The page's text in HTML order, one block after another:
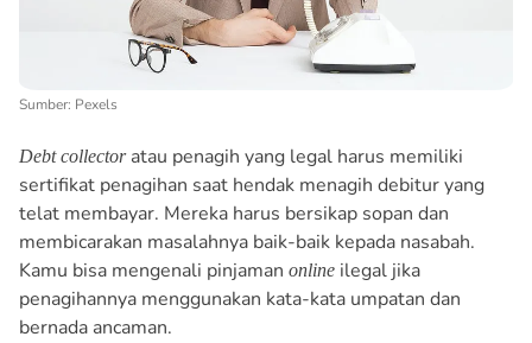
Sumber: Pexels
Debt collector atau penagih yang legal harus memiliki
sertifikat penagihan saat hendak menagih debitur yang
telat membayar. Mereka harus bersikap sopan dan
membicarakan masalahnya baik-baik kepada nasabah.
Kamu bisa mengenali pinjaman online ilegal jika
penagihannya menggunakan kata-kata umpatan dan
bernada ancaman.